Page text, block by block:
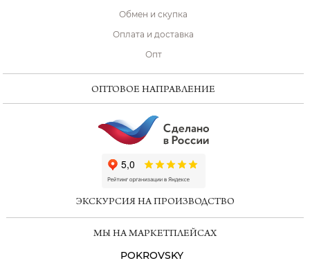
Обмен и скупка
Оплата и доставка
Опт
ОПТОВОЕ НАПРАВЛЕНИЕ
ЭКСКУРСИЯ НА ПРОИЗВОДСТВО
МЫ НА МАРКЕТПЛЕЙСАХ
POKROVSKY